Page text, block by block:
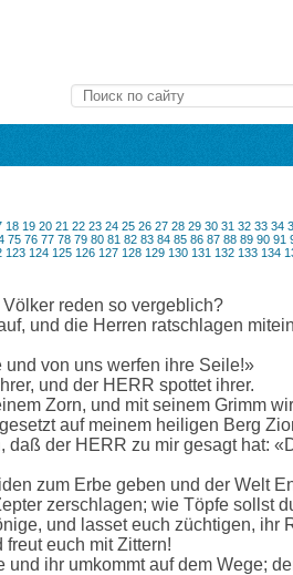
18 19 20 21 22 23 24 25 26 27 28 29 30 31 32 33 34
75 76 77 78 79 80 81 82 83 84 85 86 87 88 89 90 91
123 124 125 126 127 128 129 130 131 132 133 134
reden so vergeblich?
und die Herren ratschlagen
von uns werfen ihre Seile!»
und der HERR spottet ihrer.
Zorn, und mit seinem Grimm
auf meinem heiligen Berg
daß der HERR zu mir gesagt hat:
zum Erbe geben und der Welt
zerschlagen; wie Töpfe sollst
und lasset euch züchtigen, ihr
euch mit Zittern!
und ihr umkommt auf dem Wege;